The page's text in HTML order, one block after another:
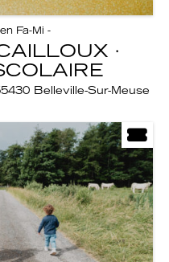
Fa-Mi -
·
Belleville-Sur-Meuse